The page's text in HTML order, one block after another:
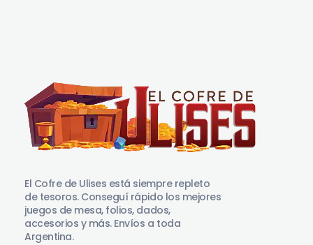
El Cofre de Ulises está siempre repleto
de tesoros. Conseguí rápido los mejores
juegos de mesa, folios, dados,
accesorios y más. Envíos a toda
Argentina.